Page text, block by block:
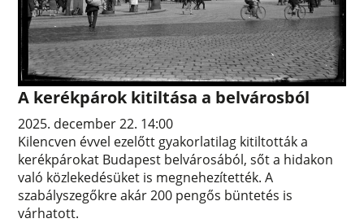
A kerékpárok kitiltása a belvárosból
2025. december 22. 14:00
Kilencven évvel ezelőtt gyakorlatilag kitiltották a
kerékpárokat Budapest belvárosából, sőt a hidakon
való közlekedésüket is megnehezítették. A
szabályszegőkre akár 200 pengős büntetés is
várhatott.